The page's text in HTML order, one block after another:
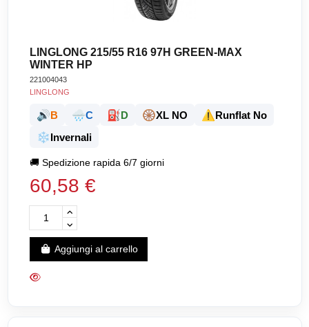
LINGLONG 215/55 R16 97H GREEN-MAX
WINTER HP
221004043
LINGLONG
🔊B 🌧️C ⛽D 🛞XL NO ⚠️Runflat No
❄️Invernali
🚚Spedizione rapida 6/7 giorni
60,58 €
Aggiungi al carrello